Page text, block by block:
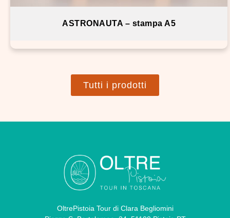
ASTRONAUTA – stampa A5
Tutti i prodotti
OltrePistoia Tour di Clara Begliomini